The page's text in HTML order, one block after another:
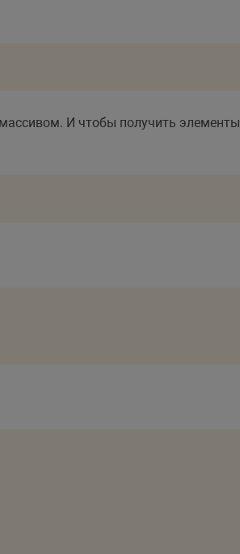
И чтобы получить элементы